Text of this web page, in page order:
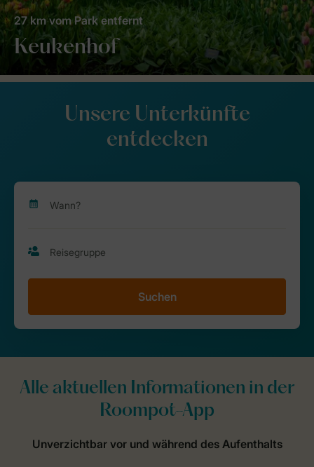
Keukenhof
27 km vom Park entfernt
Unsere Unterkünfte
entdecken
Suchen